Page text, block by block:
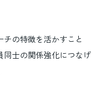
の特徴を活かすこと
同士の関係強化につなげ